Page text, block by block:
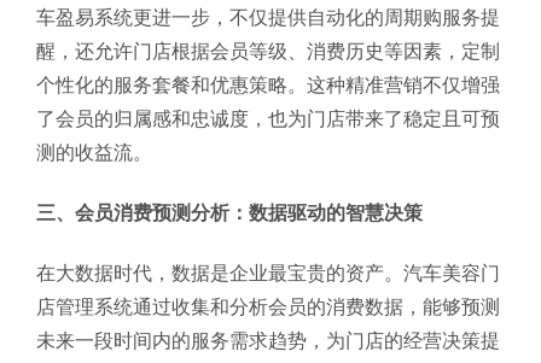
车盈易系统更进一步，不仅提供自动化的周期购服务提
醒，还允许门店根据会员等级、消费历史等因素，定制
个性化的服务套餐和优惠策略。这种精准营销不仅增强
了会员的归属感和忠诚度，也为门店带来了稳定且可预
测的收益流。
三、会员消费预测分析：数据驱动的智慧决策
在大数据时代，数据是企业最宝贵的资产。汽车美容门
店管理系统通过收集和分析会员的消费数据，能够预测
未来一段时间内的服务需求趋势，为门店的经营决策提